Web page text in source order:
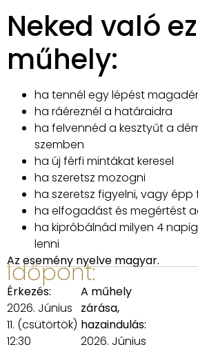
Neked való
műhely:
ha tennél egy lépést
ha ráéreznél a határaidra
ha felvennéd a kesztyűt a
szemben
ha új férfi mintákat keresel
ha szeretsz mozogni
ha szeretsz figyelni, vagy
ha elfogadást és megértést
ha kipróbálnád milyen 4
lenni
Az esemény nyelve magyar.
Időpont:
Érkezés:
2026. Június
11. (csütörtök)
12:30
A műhely
zárása,
hazaindulás:
2026. Június